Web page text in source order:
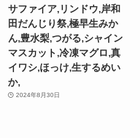
サファイア,リンドウ,岸和
田だんじり祭,極早生みか
ん,豊水梨,つがる,シャイン
マスカット,冷凍マグロ,真
イワシ,ほっけ,生するめい
か,
2024年8月30日